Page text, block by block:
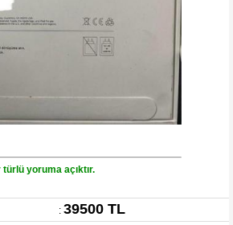
yoruma açıktır.
: 39500 TL